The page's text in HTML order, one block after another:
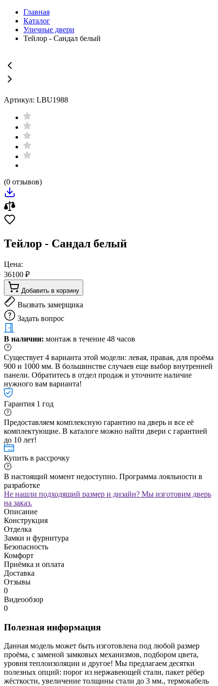
Главная
Каталог
Уличные двери
Тейлор - Сандал белый
Артикул: LBU1988
(0 отзывов)
Тейлор - Сандал белый
Цена:
36100 ₽
Добавить в корзину
Вызвать замерщика
Задать вопрос
В наличии: монтаж в течение 48 часов
Существует 4 варианта этой модели: левая, правая, для проёма
900 и 1000 мм. В большинстве случаев еще выбор внутренней
панели. Обратитесь в отдел продаж и уточните наличие
нужного вам варианта!
Гарантия 1 год
Предоставляем комплексную гарантию на дверь и все её
комплектующие. В каталоге можно найти двери с гарантией
до 10 лет!
Купить в рассрочку
В настоящий момент недоступно. Программа лояльности в
разработке
Не нашли подходящий размер и дизайн? Мы изготовим дверь
на заказ.
Описание
Конструкция
Отделка
Замки и фурнитура
Безопасность
Комфорт
Приёмка и оплата
Доставка
Отзывы
0
Видеообзор
0
Полезная информация
Данная модель может быть изготовлена под любой размер
проёма, с заменой замковых механизмов, подбором цвета,
уровня теплоизоляции и другое! Мы предлагаем десятки
полезных опций: порог из нержавеющей стали, пакет рёбер
жёсткости, увеличение толщины стали до 3 мм., термокабель